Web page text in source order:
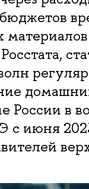
России в
с июня